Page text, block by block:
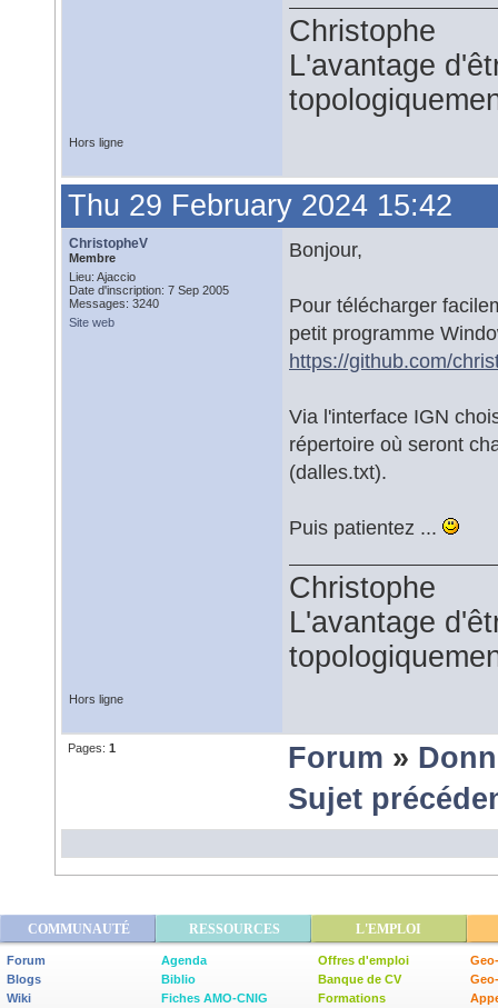
Christophe
L'avantage
Hors ligne
Thu 29 February 2024 15:42
ChristopheV
Membre
Lieu: Ajaccio
Date d'inscription: 7 Sep 2005
Messages: 3240
Site web
Bonjour,
Pour télécharger
petit programme
https://github.com/
Via l'interface IGN
répertoire où seront
(dalles.txt).
Puis patientez ...
Christophe
L'avantage
Hors ligne
Pages: 1 Forum »
Sujet
COMMUNAUTÉ RESSOURCES L'EMPLOI
Forum
Blogs
Wiki
Agenda
Biblio
Fiches AMO-CNIG
Offres d'emploi
Banque de CV
Formations